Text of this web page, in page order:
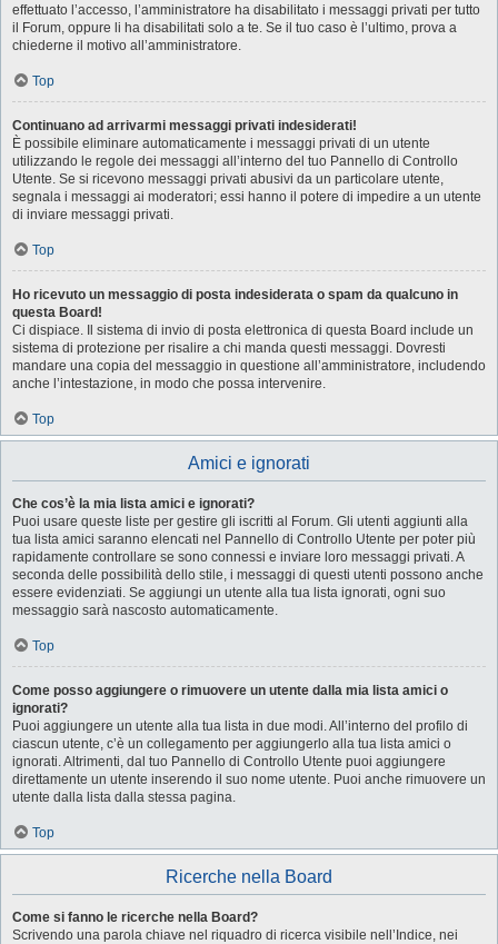
effettuato l’accesso, l’amministratore ha disabilitato i messaggi privati per tutto
il Forum, oppure li ha disabilitati solo a te. Se il tuo caso è l’ultimo, prova a
chiederne il motivo all’amministratore.
Top
Continuano ad arrivarmi messaggi privati indesiderati!
È possibile eliminare automaticamente i messaggi privati ​​di un utente
utilizzando le regole dei messaggi all’interno del tuo Pannello di Controllo
Utente. Se si ricevono messaggi privati ​​abusivi da un particolare utente,
segnala i messaggi ai moderatori; essi hanno il potere di impedire a un utente
di inviare messaggi privati​​.
Top
Ho ricevuto un messaggio di posta indesiderata o spam da qualcuno in
questa Board!
Ci dispiace. Il sistema di invio di posta elettronica di questa Board include un
sistema di protezione per risalire a chi manda questi messaggi. Dovresti
mandare una copia del messaggio in questione all’amministratore, includendo
anche l’intestazione, in modo che possa intervenire.
Top
Amici e ignorati
Che cos’è la mia lista amici e ignorati?
Puoi usare queste liste per gestire gli iscritti al Forum. Gli utenti aggiunti alla
tua lista amici saranno elencati nel Pannello di Controllo Utente per poter più
rapidamente controllare se sono connessi e inviare loro messaggi privati. A
seconda delle possibilità dello stile, i messaggi di questi utenti possono anche
essere evidenziati. Se aggiungi un utente alla tua lista ignorati, ogni suo
messaggio sarà nascosto automaticamente.
Top
Come posso aggiungere o rimuovere un utente dalla mia lista amici o
ignorati?
Puoi aggiungere un utente alla tua lista in due modi. All’interno del profilo di
ciascun utente, c’è un collegamento per aggiungerlo alla tua lista amici o
ignorati. Altrimenti, dal tuo Pannello di Controllo Utente puoi aggiungere
direttamente un utente inserendo il suo nome utente. Puoi anche rimuovere un
utente dalla lista dalla stessa pagina.
Top
Ricerche nella Board
Come si fanno le ricerche nella Board?
Scrivendo una parola chiave nel riquadro di ricerca visibile nell’Indice, nei